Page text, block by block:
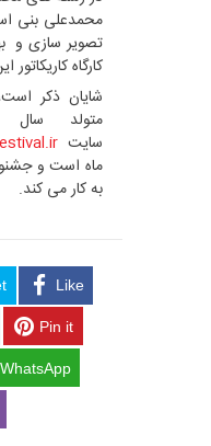
محمدعلی بنی
تصویر سازی و
کارگاه
شایان ذکر
سایت
به کار می کند.
Like
Pin it
WhatsApp